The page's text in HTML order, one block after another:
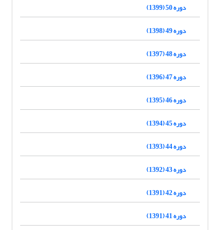
دوره 50 (1399)
دوره 49 (1398)
دوره 48 (1397)
دوره 47 (1396)
دوره 46 (1395)
دوره 45 (1394)
دوره 44 (1393)
دوره 43 (1392)
دوره 42 (1391)
دوره 41 (1391)